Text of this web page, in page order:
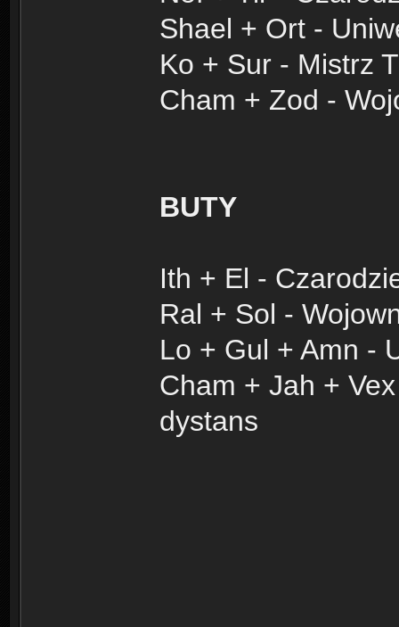
Shael + Ort -
Ko + Sur - Mistrz
Cham + Zod -
BUTY
Ith + El -
Ral + Sol -
Lo + Gul + Amn -
Cham + Jah +
dystans